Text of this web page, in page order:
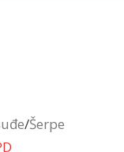
/Šerpe